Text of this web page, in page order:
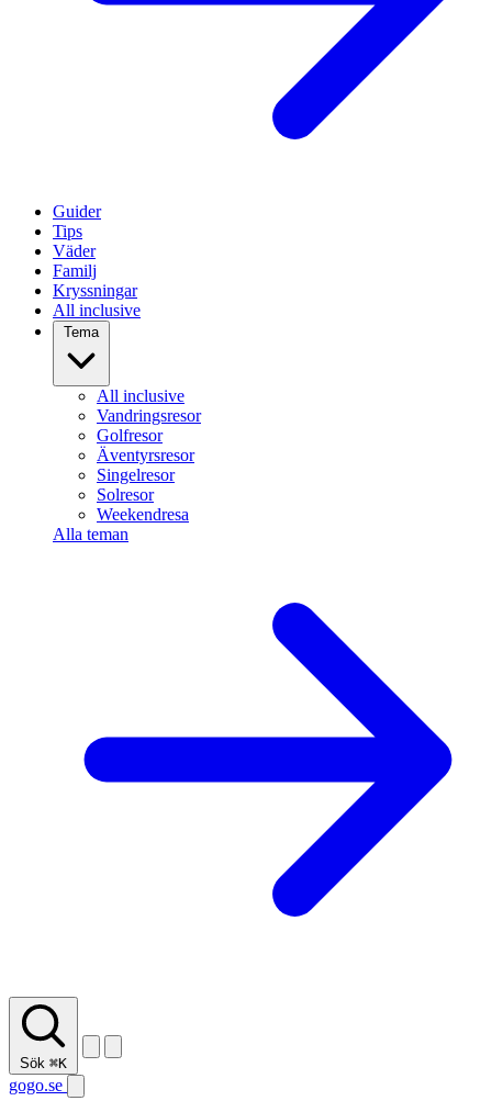
Guider
Tips
Väder
Familj
Kryssningar
All inclusive
Tema
All inclusive
Vandringsresor
Golfresor
Äventyrsresor
Singelresor
Solresor
Weekendresa
Alla teman
Sök ⌘K
gogo.se